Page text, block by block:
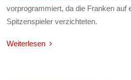
vorprogrammiert, da die Franken auf
Spitzenspieler verzichteten.
Weiterlesen